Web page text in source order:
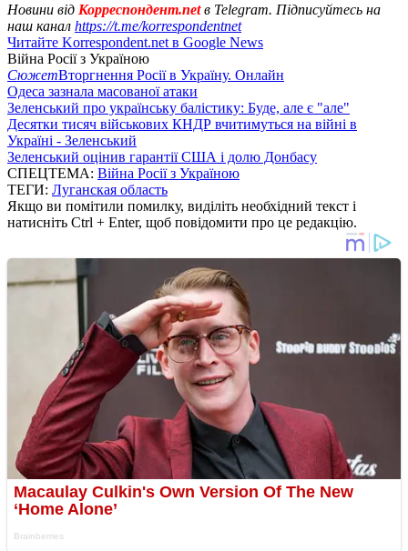
Новини від Корреспондент.netв Telegram. Підписуйтесь на
наш канал https://t.me/korrespondentnet
Читайте Korrespondent.net в Google News
Війна Росії з Україною
СюжетВторгнення Росії в Україну. Онлайн
Одеса зазнала масованої атаки
Зеленський про українську балістику: Буде, але є "але"
Десятки тисяч військових КНДР вчитимуться на війні в
Україні - Зеленський
Зеленський оцінив гарантії США і долю Донбасу
СПЕЦТЕМА: Війна Росії з Україною
ТЕГИ: Луганская область
Якщо ви помітили помилку, виділіть необхідний текст і
натисніть Ctrl + Enter, щоб повідомити про це редакцію.